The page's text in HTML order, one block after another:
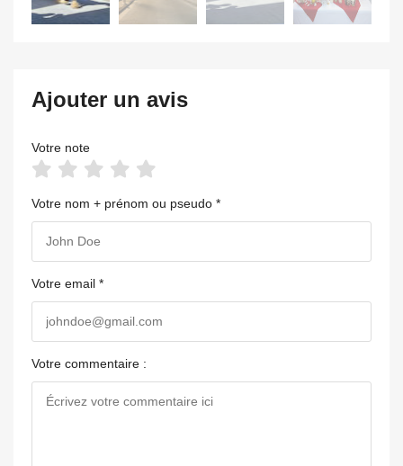
Ajouter un avis
Votre note
Votre nom + prénom ou pseudo *
Votre email *
Votre commentaire :